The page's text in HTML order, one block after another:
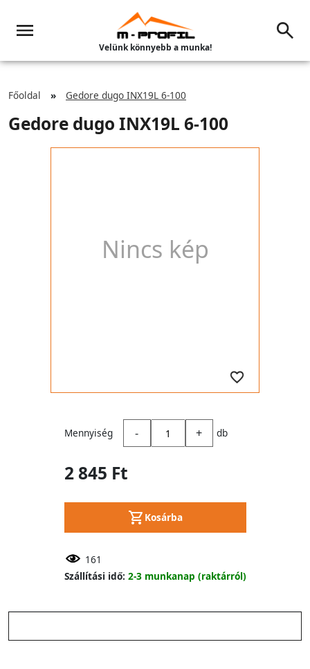
Velünk könnyebb a munka!
Főoldal Gedore dugo INX19L 6-100
Gedore dugo INX19L 6-100
Nincs kép
Mennyiség - + db
2 845 Ft
Kosárba
161
Szállítási idő: 2-3 munkanap (raktárról)